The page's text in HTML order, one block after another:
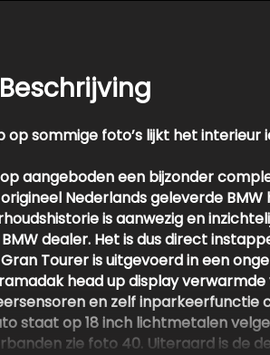
Beschrijving
op sommige foto’s lijkt het interieur
aangeboden een bijzonder
Nederlands geleverde
is aanwezig en
dealer. Het is dus direct
Tourer is uitgevoerd in een
head up display
en zelf
staat op 18 inch lichtmetalen
zie foto 40. Uiteraard is de